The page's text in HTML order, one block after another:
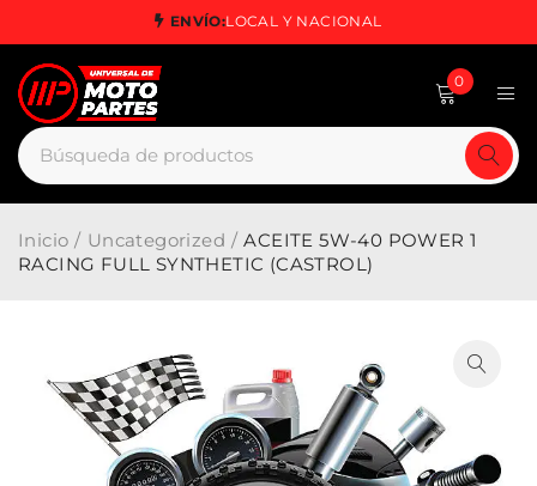
ENVÍO:LOCAL Y NACIONAL
0
Inicio / Uncategorized / ACEITE 5W-40 POWER 1
RACING FULL SYNTHETIC (CASTROL)